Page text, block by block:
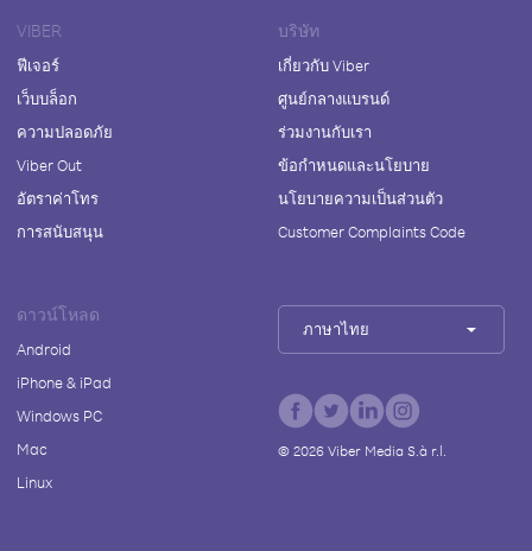
VIBER
ฟีเจอร์
เว็บบล็อก
ความปลอดภัย
Viber Out
อัตราค่าโทร
การสนับสนุน
บริษัท
เกี่ยวกับ Viber
ศูนย์กลางแบรนด์
ร่วมงานกับเรา
ข้อกำหนดและนโยบาย
นโยบายความเป็นส่วนตัว
Customer Complaints Code
ดาวน์โหลด
Android
iPhone & iPad
Windows PC
Mac
Linux
ภาษาไทย
© 2026Viber Media S.à r.l.